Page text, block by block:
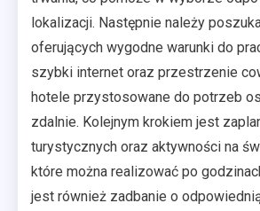
lokalizacji. Następnie należy
oferujących wygodne warunki do
szybki internet oraz przestrzenie
hotele przystosowane do potrzeb
zdalnie. Kolejnym krokiem jest
turystycznych oraz aktywności na
które można realizować po
jest również zadbanie o